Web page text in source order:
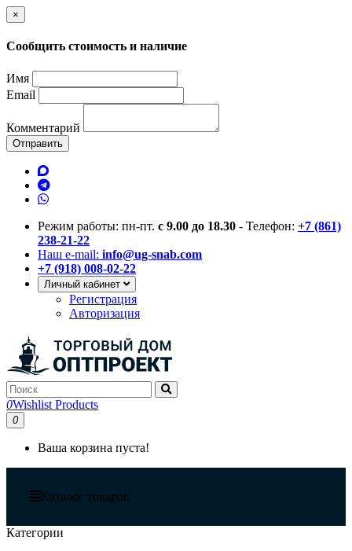
×
Сообщить стоимость и наличие
Имя
Email
Комментарий
Отправить
Режим работы: пн-пт. с 9.00 до 18.30 - Телефон: +7 (861)
238-21-22
Наш e-mail: info@ug-snab.com
+7 (918) 008-02-22
Личный кабинет
Регистрация
Авторизация
0Wishlist Products
0
Ваша корзина пуста!
Каталог товаров
Категории